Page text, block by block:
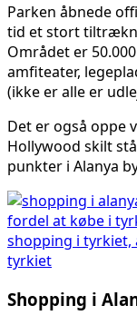
Parken åbnede
tid et stort
Området er
amfiteater,
(ikke er alle er
Det er også oppe
Hollywood skilt
punkter i Alanya
Shopping i